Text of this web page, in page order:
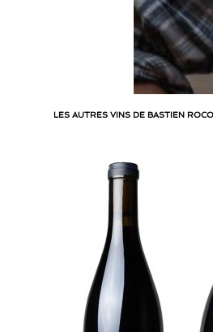
LES AUTRES VINS DE BASTIEN